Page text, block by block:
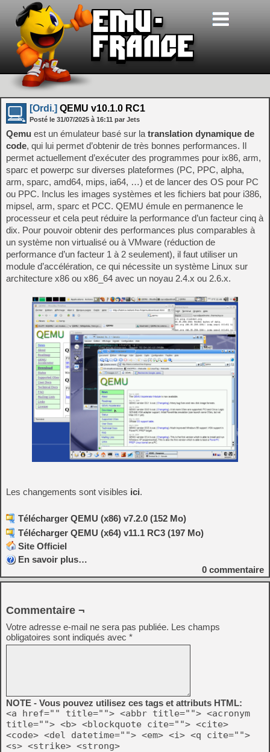
[Ordi.] QEMU v10.1.0 RC1
Posté le 31/07/2025 à 16:11 par Jets
Qemu est un émulateur basé sur la translation dynamique de
code, qui lui permet d’obtenir de très bonnes performances. Il
permet actuellement d’exécuter des programmes pour ix86, arm,
sparc et powerpc sur diverses plateformes (PC, PPC, alpha,
arm, sparc, amd64, mips, ia64, …) et de lancer des OS pour PC
ou PPC. Inclus les images systèmes et les fichiers bat pour i386,
mipsel, arm, sparc et PCC. QEMU émule en permanence le
processeur et cela peut réduire la performance d’un facteur cinq à
dix. Pour pouvoir obtenir des performances plus comparables à
un système non virtualisé ou à VMware (réduction de
performance d’un facteur 1 à 2 seulement), il faut utiliser un
module d’accélération, ce qui nécessite un système Linux sur
architecture x86 ou x86_64 avec un noyau 2.4.x ou 2.6.x.
Les changements sont visibles ici.
Télécharger QEMU (x86) v7.2.0 (152 Mo)
Télécharger QEMU (x64) v11.1 RC3 (197 Mo)
Site Officiel
En savoir plus…
0 commentaire
Commentaire ¬
Votre adresse e-mail ne sera pas publiée. Les champs
obligatoires sont indiqués avec *
NOTE - Vous pouvez utilisez ces tags et attributs HTML:
<a href="" title=""> <abbr title=""> <acronym
title=""> <b> <blockquote cite=""> <cite>
<code> <del datetime=""> <em> <i> <q cite="">
<s> <strike> <strong>